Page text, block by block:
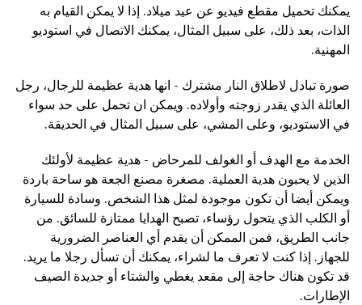
يمكنك تحميل مقطع فيديو عن عيد ميلاد. إذا لا يمكن القيام به
الذات، بعد ذلك، على سبيل المثال، يمكنك الاتصال في استوديو
المهنية.
صورة تبادل لاطلاق النار مشترك - انها هدية عظيمة للرجال، رجل
العائلة الذي يقدر زوجته وأولاده. ويمكن ان تحمل على حد سواء
في الاستوديو، وعلى المشي، على سبيل المثال في الحديقة.
الخدمة مع الهدف أو الغولف للمرحاض - هدية عظيمة لأولئك
الذين لا يحبون هدية العملية. مصغرة مصنع الجعة هو ساحة باردة
ويمكن أيضا أن تكون موجودة لمثل هذا الشخص. وسادة للسيارة
أو الكلب الذي يتحول رؤساء، تصبح الهدايا ممتازة للسائق. من
جانب الطريق، فمن الممكن أن يقدم أي العناصر الضرورية
للجهاز. إذا كنت لا تعرف ما لشراء، يمكنك أن تسأل رجلا ما يريد.
قد تكون هناك حاجة إلى مقعد يغطي والشتاء أو جديدة الصيف
الإطارات.